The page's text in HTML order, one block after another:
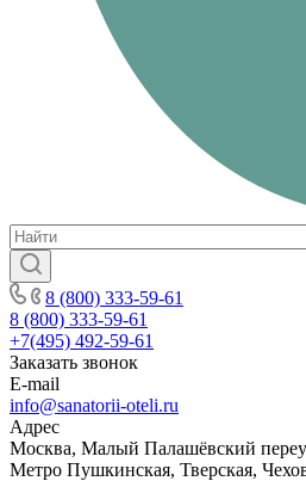
8 (800) 333-59-61
8 (800) 333-59-61
+7(495) 492-59-61
Заказать звонок
E-mail
info@sanatorii-oteli.ru
Адрес
Москва, Малый Палашёвский
Метро Пушкинская, Тверская,